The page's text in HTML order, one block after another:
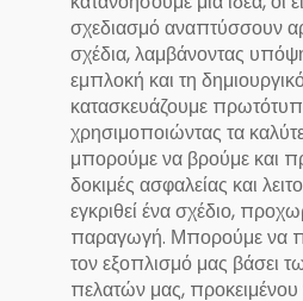
σχεδιασμό αναπτύσσουν
σχέδια, λαμβάνοντας
εμπλοκή και τη
κατασκευάζουμε
χρησιμοποιώντας τα
μπορούμε να βρούμε και
δοκιμές ασφαλείας και
εγκριθεί ένα σχέδιο,
παραγωγή. Μπορούμε να
τον εξοπλισμό μας βάσει
πελατών μας,